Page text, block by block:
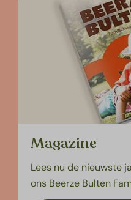
Magazine
Lees nu de nieuwste
ons Beerze Bulten